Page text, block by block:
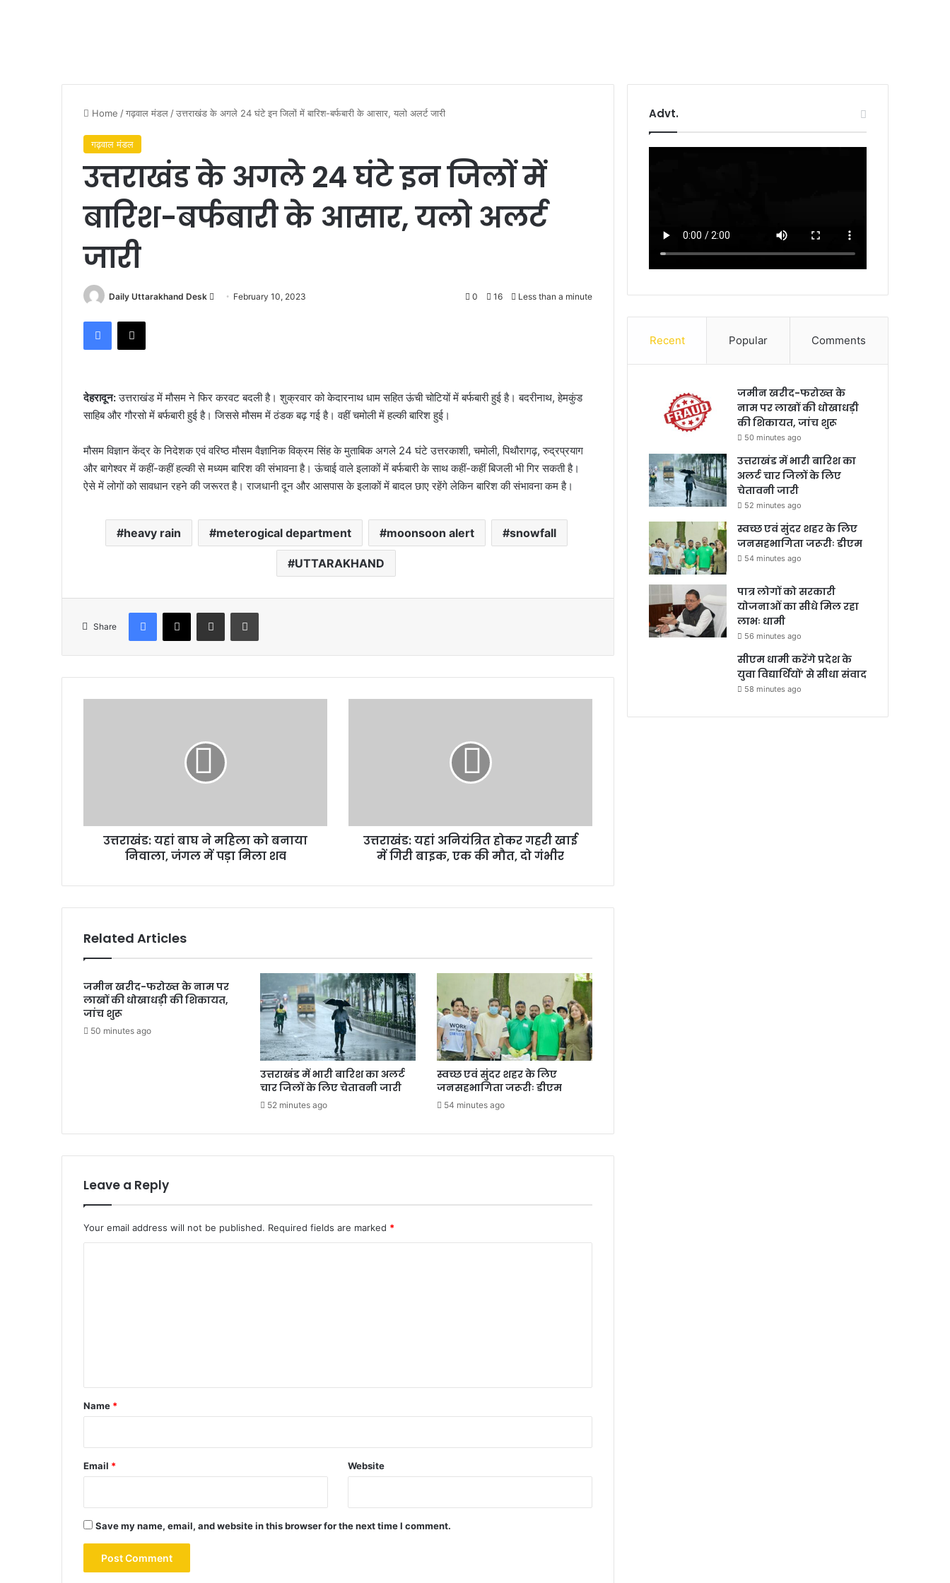
Home /गढ़वाल मंडल /उत्तराखंड के अगले 24 घंटे इन जिलों में बारिश-बर्फबारी के आसार, यलो अलर्ट जारी
गढ़वाल मंडल
उत्तराखंड के अगले 24 घंटे इन जिलों में
बारिश-बर्फबारी के आसार, यलो अलर्ट
जारी
Daily Uttarakhand Desk
Send February 10, 2023 0 16 Less than a minute
Facebook
X
देहरादून:उत्तराखंड में मौसम ने फिर करवट बदली है। शुक्रवार को केदारनाथ धाम सहित ऊंची चोटियों में बर्फबारी हुई है। बदरीनाथ, हेमकुंड
साहिब और गौरसो में बर्फबारी हुई है। जिससे मौसम में ठंडक बढ़ गई है। वहीं चमोली में हल्‍की बारिश हुई।
मौसम विज्ञान केंद्र के निदेशक एवं वरिष्ठ मौसम वैज्ञानिक विक्रम सिंह के मुताबिक अगले 24 घंटे उत्तरकाशी, चमोली, पिथौरागढ़, रुद्रप्रयाग
और बागेश्वर में कहीं-कहीं हल्की से मध्यम बारिश की संभावना है। ऊंचाई वाले इलाकों में बर्फबारी के साथ कहीं-कहीं बिजली भी गिर सकती है।
ऐसे में लोगों को सावधान रहने की जरूरत है। राजधानी दून और आसपास के इलाकों में बादल छाए रहेंगे लेकिन बारिश की संभावना कम है।
heavy rain meterogical department moonsoon alert snowfall
UTTARAKHAND
Share
Facebook
X Share via Email Print
जंगल
शव
उत्तराखंड: यहां बाघ ने महिला को बनाया
निवाला, जंगल में पड़ा मिला शव
बाइक,
दो
उत्तराखंड: यहां अनियंत्रित होकर गहरी खाई
में गिरी बाइक, एक की मौत, दो गंभीर
Related Articles
जमीन खरीद-फरोख्त के नाम पर
लाखों की धोखाधड़ी की शिकायत,
जांच शुरू
50 minutes ago
उत्तराखंड में भारी बारिश का अलर्ट
चार जिलों के लिए चेतावनी जारी
52 minutes ago
स्वच्छ एवं सुंदर शहर के लिए
जनसहभागिता जरूरीः डीएम
54 minutes ago
Leave a Reply
Your email address will not be published. Required fields are marked *
*
Name *
Email * Website
Save my name, email, and website in this browser for the next time I comment.
Advt.
Recent Popular Comments
जमीन खरीद-फरोख्त के
नाम पर लाखों की धोखाधड़ी
की शिकायत, जांच शुरू
50 minutes ago
उत्तराखंड में भारी बारिश का
अलर्ट चार जिलों के लिए
चेतावनी जारी
52 minutes ago
स्वच्छ एवं सुंदर शहर के लिए
जनसहभागिता जरूरीः डीएम
54 minutes ago
पात्र लोगों को सरकारी
योजनाओं का सीधे मिल रहा
लाभः धामी
56 minutes ago
सीएम धामी करेंगे प्रदेश के
युवा विद्यार्थियों’ से सीधा संवाद
58 minutes ago